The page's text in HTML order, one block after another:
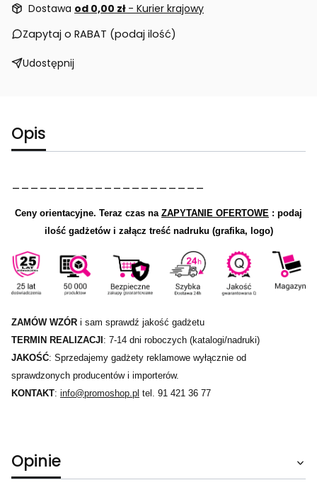
Dostawa od 0,00 zł - Kurier krajowy
Zapytaj o RABAT (podaj ilość)
Udostępnij
Opis
Ceny orientacyjne. Teraz czas na ZAPYTANIE OFERTOWE : podaj
ilość gadżetów i załącz treść nadruku (grafika, logo)
ZAMÓW WZÓR i sam sprawdź jakość gadżetu
TERMIN REALIZACJI : 7-14 dni roboczych (katalogi/nadruki)
JAKOŚĆ: Sprzedajemy gadżety reklamowe wyłącznie od
sprawdzonych producentów i importerów.
KONTAKT: info@promoshop.pl tel. 91 421 36 77
Opinie